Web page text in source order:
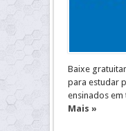
Baixe
para estudar
ensinados
Mais »